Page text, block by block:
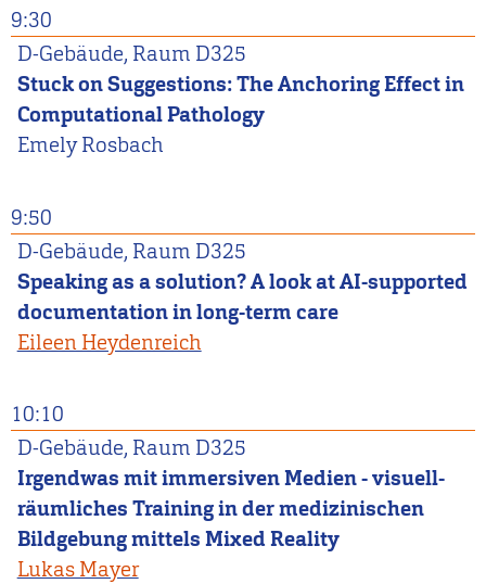
9:30
D-Gebäude, Raum D325
Stuck on Suggestions: The Anchoring Effect in
Computational Pathology
Emely Rosbach
9:50
D-Gebäude, Raum D325
Speaking as a solution? A look at AI-supported
documentation in long-term care
Eileen Heydenreich
10:10
D-Gebäude, Raum D325
Irgendwas mit immersiven Medien - visuell-
räumliches Training in der medizinischen
Bildgebung mittels Mixed Reality
Lukas Mayer